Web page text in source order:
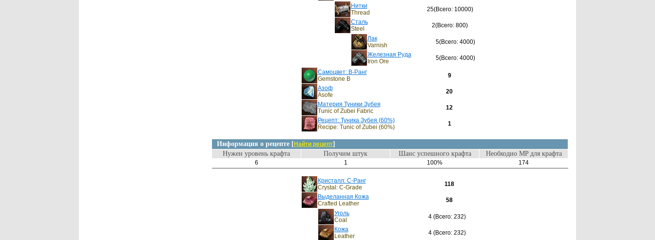
Нитки
Thread
25(Всего: 10000)
Сталь
Steel
2(Всего: 800)
Лак
Varnish
5(Всего: 4000)
Железная Руда
Iron Ore
5(Всего: 4000)
Самоцвет: B-Ранг
Gemstone B
9
Азоф
Asofe
20
Материя Туники Зубея
Tunic of Zubei Fabric
12
Рецепт: Туника Зубея (60%)
Recipe: Tunic of Zubei (60%)
1
Информация о рецепте [ Найти рецепт]
Нужен уровень крафта
Получим штук Шанс успешного крафта Необходио MP для крафта
6 1 100% 174
Кристалл: C-Ранг
Crystal: C-Grade
118
Выделанная Кожа
Crafted Leather
58
Уголь
Coal
4 (Всего: 232)
Кожа
Leather
4 (Всего: 232)